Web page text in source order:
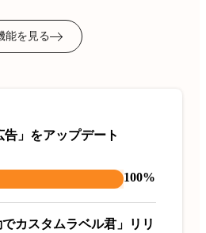
能を見る
告」をアップデート
100%
カスタムラベル君」リリ